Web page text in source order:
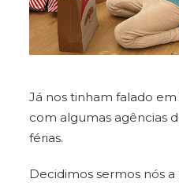
Já nos tinham falado
com algumas agências
férias.
Decidimos sermos nós